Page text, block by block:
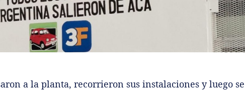
a la planta, recorrieron sus instalaciones y luego se